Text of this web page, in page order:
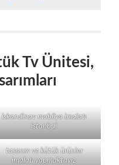
Tv Ünitesi,
iskandinav mobilya imalatı
istanbul
tasarım ve kütük ürünler
imalatı yapmaktayız